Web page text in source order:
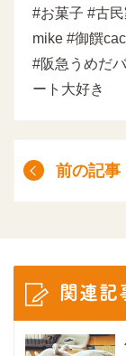
#お菓子 #古
mike #御饌
#阪急うめだ
ート大好き
前の記事
関連記